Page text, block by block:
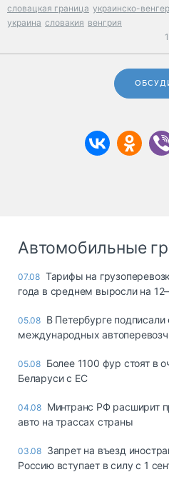
словацкая граница украинско-
украина словакия венгрия
Автомобильные
07.08 Тарифы на
года в среднем выросли на
05.08 В Петербурге
международных
05.08 Более 1100 фур стоят в
Беларуси с ЕС
04.08 Минтранс РФ расширит
авто на трассах страны
03.08 Запрет на въезд
Россию вступает в силу с 1